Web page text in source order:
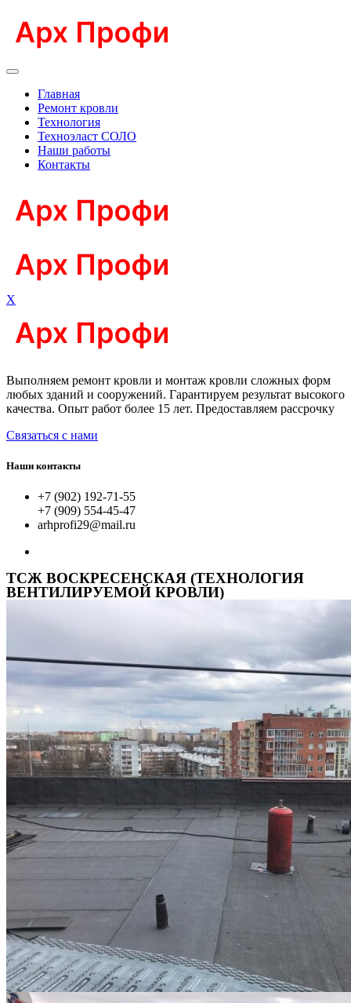
Главная
Ремонт кровли
Технология
Техноэласт СОЛО
Наши работы
Контакты
X
Выполняем ремонт кровли и монтаж кровли сложных форм
любых зданий и сооружений. Гарантируем результат высокого
качества. Опыт работ более 15 лет. Предоставляем рассрочку
Связаться с нами
Наши контакты
+7 (902) 192-71-55
+7 (909) 554-45-47
arhprofi29@mail.ru
ТСЖ ВОСКРЕСЕНСКАЯ (ТЕХНОЛОГИЯ
ВЕНТИЛИРУЕМОЙ КРОВЛИ)